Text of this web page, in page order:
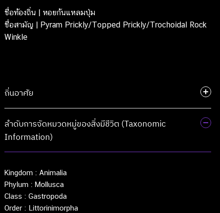
ชื่อท้องถิ่น | หอยก้นแหลมปุ่ม
ชื่อสามัญ | Pyram Prickly/Topped Prickly/Trochoidal Rock
Winkle
ถิ่นอาศัย
ลำดับการจัดหมวดหมู่ของสิ่งมีชีวิต (Taxonomic
Information)
Kingdom : Animalia
Phylum : Mollusca
Class :Gastropoda
Order : Littorinimorpha